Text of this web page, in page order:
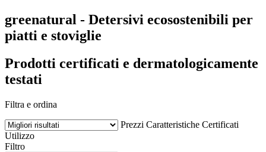
greenatural - Detersivi ecosostenibili per
piatti e stoviglie
Prodotti certificati e dermatologicamente
testati
Filtra e ordina
Prezzi Caratteristiche Certificati
Utilizzo
Filtro